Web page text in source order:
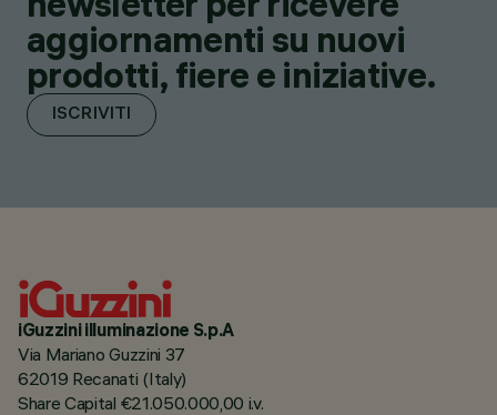
aggiornamenti su nuovi
prodotti, fiere e iniziative.
ISCRIVITI
iGuzzini illuminazione S.p.A
Via Mariano Guzzini 37
62019 Recanati (Italy)
Share Capital €21.050.000,00 i.v.